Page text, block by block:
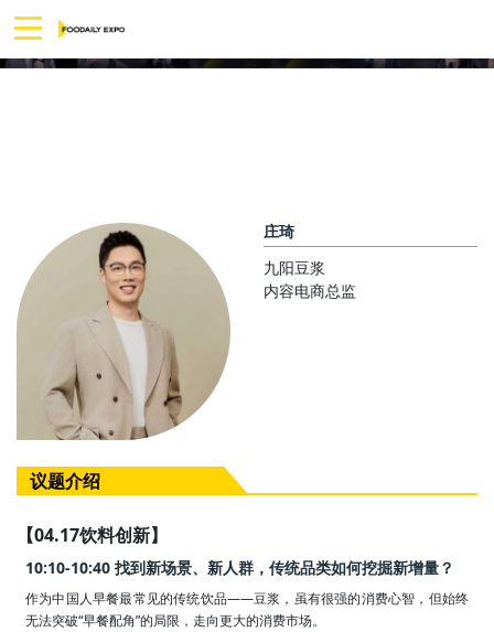
庄琦
九阳豆浆
内容电商总监
议题介绍
【04.17饮料创新】
10:10-10:40 找到新场景、新人群，传统品类如何挖掘新增量？
作为中国人早餐最常见的传统饮品——豆浆，虽有很强的消费心智，但始终
无法突破“早餐配角”的局限，走向更大的消费市场。